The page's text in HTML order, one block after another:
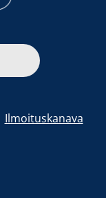
Ilmoituskanava